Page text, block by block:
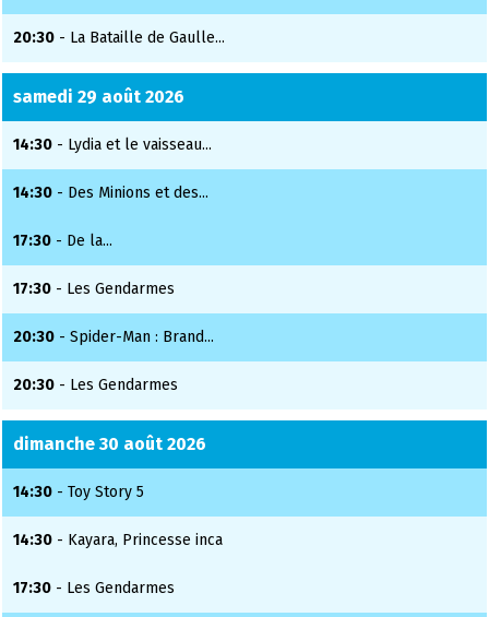
20:30 - La Bataille de Gaulle...
samedi 29 août 2026
14:30 - Lydia et le vaisseau...
14:30 - Des Minions et des...
17:30 - De la...
17:30 - Les Gendarmes
20:30 - Spider-Man : Brand...
20:30 - Les Gendarmes
dimanche 30 août 2026
14:30 - Toy Story 5
14:30 - Kayara, Princesse inca
17:30 - Les Gendarmes